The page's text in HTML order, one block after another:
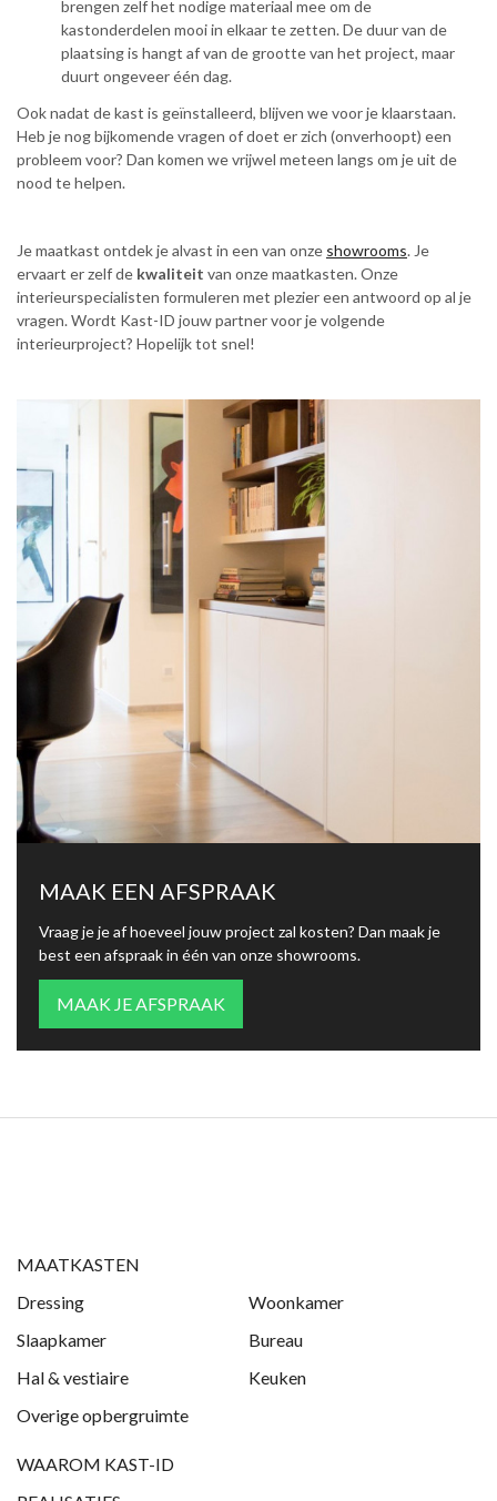
brengen zelf het nodige materiaal mee om de
kastonderdelen mooi in elkaar te zetten. De duur van de
plaatsing is hangt af van de grootte van het project, maar
duurt ongeveer één dag.
Ook nadat de kast is geïnstalleerd, blijven we voor je klaarstaan.
Heb je nog bijkomende vragen of doet er zich (onverhoopt) een
probleem voor? Dan komen we vrijwel meteen langs om je uit de
nood te helpen.
Je maatkast ontdek je alvast in een van onze showrooms. Je
ervaart er zelf de kwaliteit van onze maatkasten. Onze
interieurspecialisten formuleren met plezier een antwoord op al je
vragen. Wordt Kast-ID jouw partner voor je volgende
interieurproject? Hopelijk tot snel!
MAAK EEN AFSPRAAK
Vraag je je af hoeveel jouw project zal kosten? Dan maak je
best een afspraak in één van onze showrooms.
MAAK JE AFSPRAAK
MAATKASTEN
Dressing
Woonkamer
Slaapkamer
Bureau
Hal & vestiaire
Keuken
Overige opbergruimte
WAAROM KAST-ID